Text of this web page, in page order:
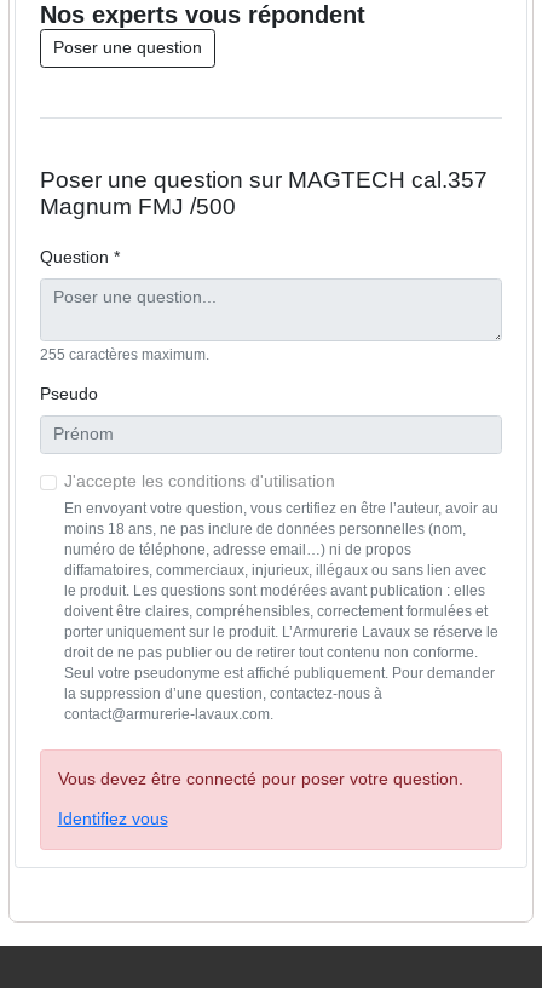
Nos expertsvous répondent
Poser une question
Poser une question sur MAGTECH cal.357
Magnum FMJ /500
Question *
255 caractères maximum.
Pseudo
J'accepte les conditions d'utilisation
En envoyant votre question, vous certifiez en être l’auteur, avoir au
moins 18 ans, ne pas inclure de données personnelles (nom,
numéro de téléphone, adresse email…) ni de propos
diffamatoires, commerciaux, injurieux, illégaux ou sans lien avec
le produit. Les questions sont modérées avant publication : elles
doivent être claires, compréhensibles, correctement formulées et
porter uniquement sur le produit. L’Armurerie Lavaux se réserve le
droit de ne pas publier ou de retirer tout contenu non conforme.
Seul votre pseudonyme est affiché publiquement. Pour demander
la suppression d’une question, contactez-nous à
contact@armurerie-lavaux.com.
Vous devez être connecté pour poser votre question.
Identifiez vous